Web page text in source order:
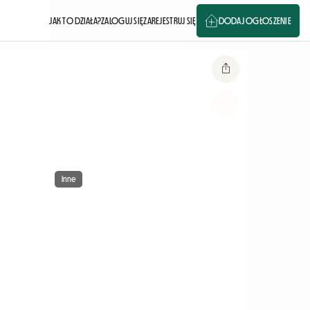
JAK TO DZIAŁA?ZALOGUJ SIĘZAREJESTRUJ SIĘ DODAJ OGŁOSZENIE
Inne